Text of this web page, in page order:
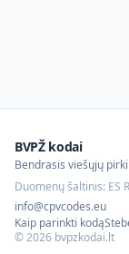
BVPŽ kodai
Bendrasis viešųjų
Duomenų šaltinis: ES
info@cpvcodes.eu
Kaip parinkti kodą
©2026 bvpzkodai.lt